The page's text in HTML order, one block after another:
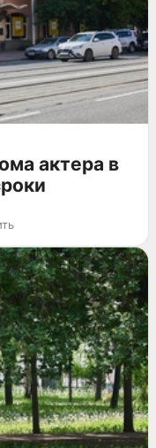
актера в